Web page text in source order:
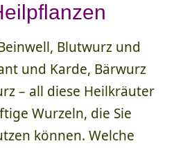
Blutwurz und
und Karde, Bärwurz
– all diese Heilkräuter
Wurzeln, die Sie
können. Welche